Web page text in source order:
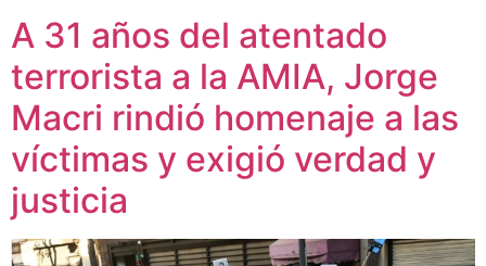
A 31 años del atentado
terrorista a la AMIA, Jorge
Macri rindió homenaje a las
víctimas y exigió verdad y
justicia